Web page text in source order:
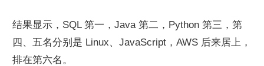
结果显示，SQL 第一，Java 第二，Python 第三，第
四、五名分别是 Linux、JavaScript，AWS 后来居上，
排在第六名。